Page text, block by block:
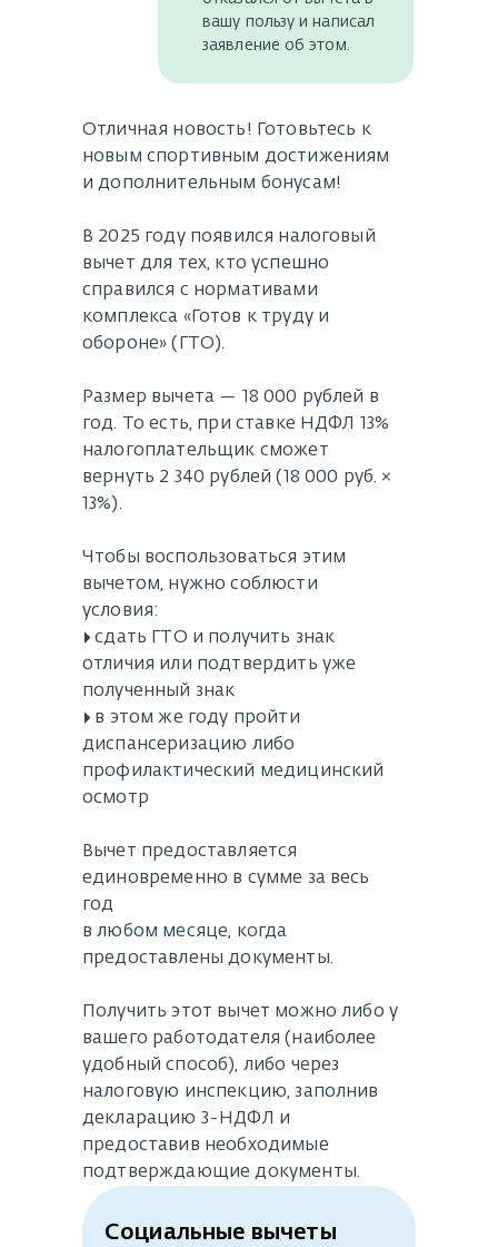
Отличная новость! Готовьтесь к
новым спортивным достижениям
и дополнительным бонусам!
В 2025 году появился налоговый
вычет для тех, кто успешно
справился с нормативами
комплекса «Готов к труду и
обороне» (ГТО).
Размер вычета — 18 000 рублей в
год. То есть, при ставке НДФЛ 13%
налогоплательщик сможет
вернуть 2 340 рублей (18 000 руб. ×
13%).
Чтобы воспользоваться этим
вычетом, нужно соблюсти
условия:
▸ сдать ГТО и получить знак
отличия или подтвердить уже
полученный знак
▸ в этом же году пройти
диспансеризацию либо
профилактический медицинский
осмотр
Вычет предоставляется
единовременно в сумме за весь
год
в любом месяце, когда
предоставлены документы.
Получить этот вычет можно либо у
вашего работодателя (наиболее
удобный способ), либо через
налоговую инспекцию, заполнив
декларацию 3-НДФЛ и
предоставив необходимые
подтверждающие документы.
вашу пользу и написал
заявление об этом.
Социальные вычеты